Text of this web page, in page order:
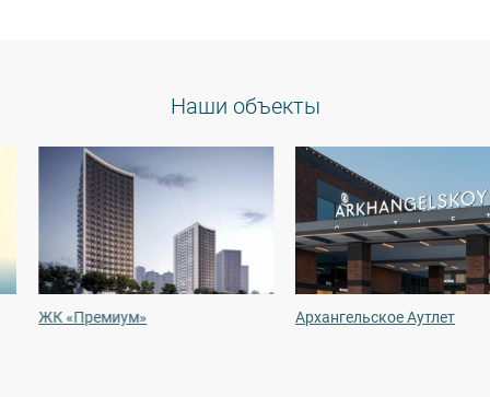
Наши объекты
ЖК «Премиум» Архангельское Аутлет